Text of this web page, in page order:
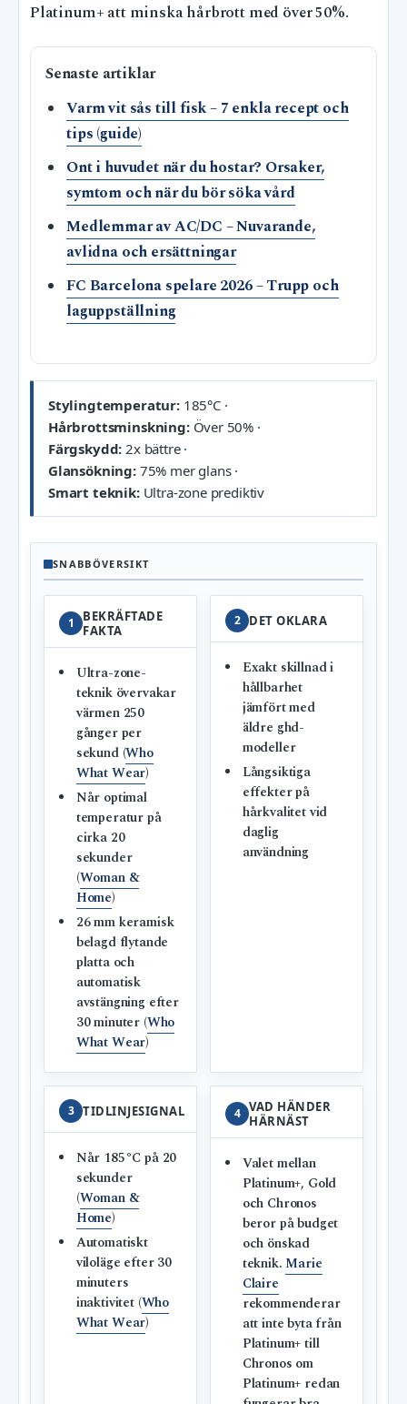
Platinum+ att minska hårbrott med över 50%.
Senaste artiklar
Varm vit sås till fisk – 7 enkla recept och
tips (guide)
Ont i huvudet när du hostar? Orsaker,
symtom och när du bör söka vård
Medlemmar av AC/DC – Nuvarande,
avlidna och ersättningar
FC Barcelona spelare 2026 – Trupp och
laguppställning
Stylingtemperatur:185°C ·
Hårbrottsminskning:Över 50% ·
Färgskydd: 2x bättre ·
Glansökning:75% mer glans ·
Smart teknik:Ultra-zone prediktiv
SNABBÖVERSIKT
1
BEKRÄFTADE
FAKTA
Ultra-zone-
teknik övervakar
värmen 250
gånger per
sekund (Who
What Wear)
Når optimal
temperatur på
cirka 20
sekunder
(Woman &
Home)
26 mm keramisk
belagd flytande
platta och
automatisk
avstängning efter
30 minuter (Who
What Wear)
2 DET OKLARA
Exakt skillnad i
hållbarhet
jämfört med
äldre ghd-
modeller
Långsiktiga
effekter på
hårkvalitet vid
daglig
användning
3 TIDLINJESIGNAL
Når 185°C på 20
sekunder
(Woman &
Home)
Automatiskt
viloläge efter 30
minuters
inaktivitet (Who
What Wear)
4 VAD HÄNDER
HÄRNÄST
Valet mellan
Platinum+, Gold
och Chronos
beror på budget
och önskad
teknik. Marie
Claire
rekommenderar
att inte byta från
Platinum+ till
Chronos om
Platinum+ redan